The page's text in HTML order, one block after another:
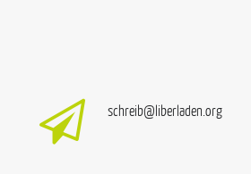
schreib@liberladen.org